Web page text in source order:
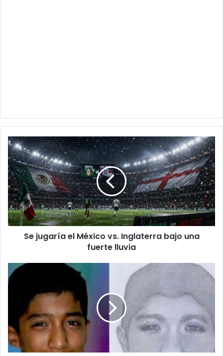
Se
jugaría
el
México
vs.
Inglaterra
bajo
una
fuerte
Se jugaría el México vs. Inglaterra bajo una
fuerte lluvia
Se
cumplen
des4par1ción
de
“Tomatito”;